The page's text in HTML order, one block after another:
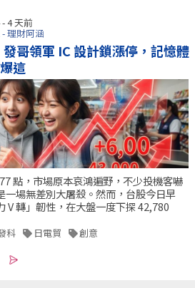
4 天前
理財阿涵
哥領軍 IC 設計鎖漲停，記憶體
這
點，市場原本哀鴻遍野，不少投機客嚇
一場無差別大屠殺。然而，台股今日早
V 轉」韌性，在大盤一度下探 42,780
科 日電貿 創意